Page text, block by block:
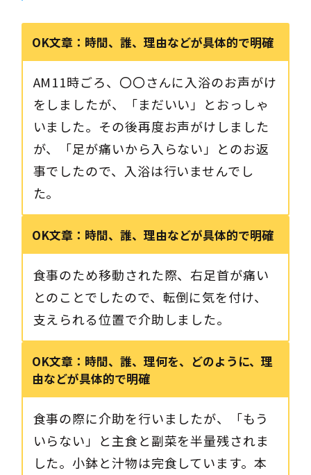
OK文章： 時間、誰、理由などが具体的で明確
AM11時ごろ、〇〇さんに入浴のお声がけ
をしましたが、「まだいい」とおっしゃ
いました。その後再度お声がけしました
が、「足が痛いから入らない」とのお返
事でしたので、入浴は行いませんでし
た。
OK文章： 時間、誰、理由などが具体的で明確
食事のため移動された際、右足首が痛い
とのことでしたので、転倒に気を付け、
支えられる位置で介助しました。
OK文章： 時間、誰、理何を、どのように、理
由などが具体的で明確
食事の際に介助を行いましたが、「もう
いらない」と主食と副菜を半量残されま
した。小鉢と汁物は完食しています。本